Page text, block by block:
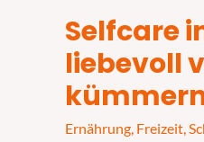
Selfcare
liebevoll
Ernährung, Freizeit,
Selfcare
in
Schwangerschaft:
Sich